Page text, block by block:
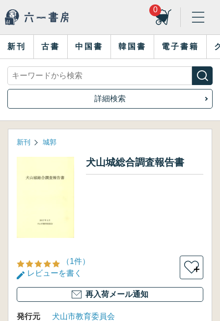
0
新刊 古書 中国書 韓国書 電子書籍
詳細検索
新刊 城郭
犬山城総合調査報告書
（1件）
レビューを書く
＋
再入荷メール通知
発行元
犬山市教育委員会